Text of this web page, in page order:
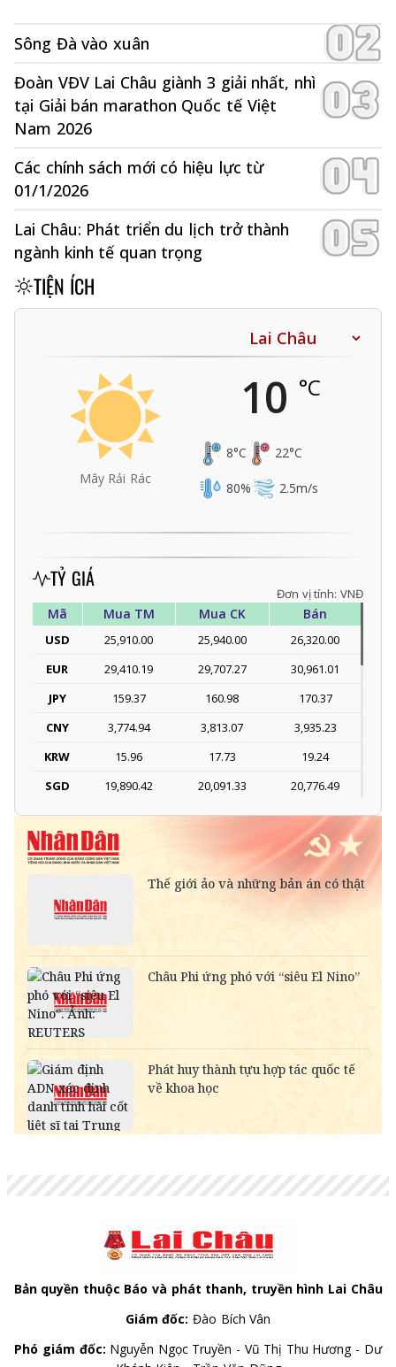
Sông Đà vào xuân
Đoàn VĐV Lai Châu giành 3 giải nhất, nhì
tại Giải bán marathon Quốc tế Việt
Nam 2026
Các chính sách mới có hiệu lực từ
01/1/2026
Lai Châu: Phát triển du lịch trở thành
ngành kinh tế quan trọng
TIỆN ÍCH
Mây Rải Rác
10 °C
8°C 22°C
80% 2.5m/s
TỶ GIÁ
Đơn vị tính: VNĐ
Mã Mua TM Mua CK Bán
USD 25,910.00 25,940.00
26,320.00
EUR
29,410.19 29,707.27
30,961.01
JPY
159.37 160.98
170.37
CNY
3,774.94 3,813.07
3,935.23
KRW
15.96 17.73
19.24
SGD
19,890.42 20,091.33
20,776.49
DKK
- 3,963.70
4,115.31
THB
808.11
SEK
2,696.72
2,811.09
SAR
NOK
- 2,695.21
2,809.52
MYR
6,326.84
KWD
CAD
18,247.99 18,432.31
19,022.80
CHF
31,483.37 31,801.38
32,820.15
INR
-
HKD
3,236.69 3,269.39
3,394.43
Bản quyền thuộc Báo và phát thanh, truyền hình Lai Châu
Giám đốc: Đào Bích Vân
Phó giám đốc: Nguyễn Ngọc Truyền - Vũ Thị Thu Hương - Dư